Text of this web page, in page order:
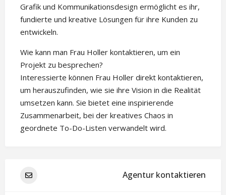
Grafik und Kommunikationsdesign ermöglicht es ihr,
fundierte und kreative Lösungen für ihre Kunden zu
entwickeln.
Wie kann man Frau Holler kontaktieren, um ein
Projekt zu besprechen?
Interessierte können Frau Holler direkt kontaktieren,
um herauszufinden, wie sie ihre Vision in die Realität
umsetzen kann. Sie bietet eine inspirierende
Zusammenarbeit, bei der kreatives Chaos in
geordnete To-Do-Listen verwandelt wird.
Agentur kontaktieren